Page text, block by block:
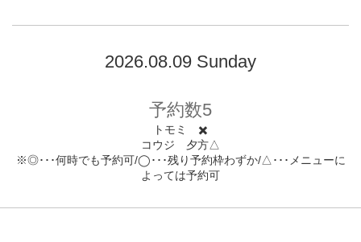
2026.08.09 Sunday
予約数5
トモミ ✖️
コウジ 夕方△
※◎･･･何時でも予約可/◯･･･残り予約枠わずか/△･･･メニューに
よっては予約可